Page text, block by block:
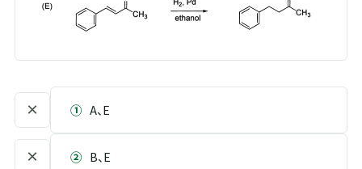
× ① A、E
× ② B、E